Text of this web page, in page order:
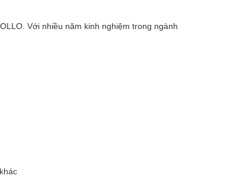
Với nhiều năm kinh nghiệm trong ngành